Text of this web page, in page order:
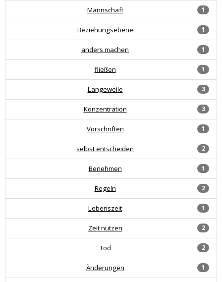
1
Mannschaft
1
Beziehungsebene
1
anders machen
1
fließen
3
Langeweile
3
Konzentration
1
Vorschriften
2
selbst entscheiden
1
Benehmen
2
Regeln
1
Lebenszeit
2
Zeit nutzen
2
Tod
1
Änderungen